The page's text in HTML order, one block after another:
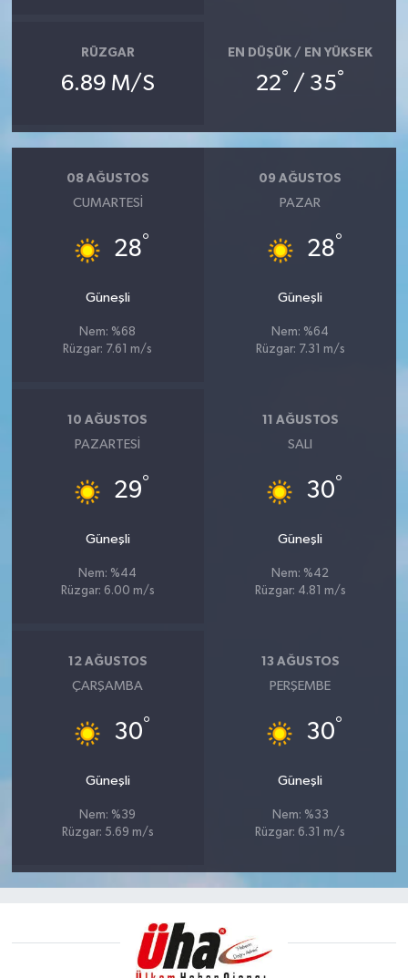
RÜZGAR
6.89 M/S
EN DÜŞÜK / EN YÜKSEK
22° / 35°
08 AĞUSTOS
CUMARTESI
28°
Güneşli
Nem: %68
Rüzgar: 7.61 m/s
09 AĞUSTOS
PAZAR
28°
Güneşli
Nem: %64
Rüzgar: 7.31 m/s
10 AĞUSTOS
PAZARTESI
29°
Güneşli
Nem: %44
Rüzgar: 6.00 m/s
11 AĞUSTOS
SALI
30°
Güneşli
Nem: %42
Rüzgar: 4.81 m/s
12 AĞUSTOS
ÇARŞAMBA
30°
Güneşli
Nem: %39
Rüzgar: 5.69 m/s
13 AĞUSTOS
PERŞEMBE
30°
Güneşli
Nem: %33
Rüzgar: 6.31 m/s